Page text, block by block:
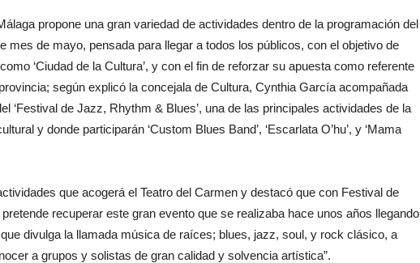
propone una gran variedad de actividades dentro de la programación del
mes de mayo, pensada para llegar a todos los públicos, con el objetivo de
‘Ciudad de la Cultura’, y con el fin de reforzar su apuesta como referente
según explicó la concejala de Cultura, Cynthia García acompañada
‘Festival de Jazz, Rhythm & Blues’, una de las principales actividades de la
y donde participarán ‘Custom Blues Band’, ‘Escarlata O’hu’, y ‘Mama
que acogerá el Teatro del Carmen y destacó que con Festival de
recuperar este gran evento que se realizaba hace unos años llegando
divulga la llamada música de raíces; blues, jazz, soul, y rock clásico, a
a grupos y solistas de gran calidad y solvencia artística”.